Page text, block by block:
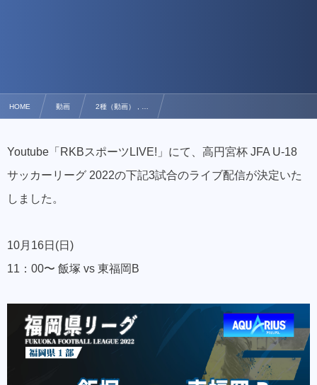
HOME 動画 2種（動画） , …
Youtube「RKBスポーツLIVE!」にて、高円宮杯 JFA U-18
サッカーリーグ 2022の下記3試合のライブ配信が決定いた
しました。
10月16日(日)
11：00〜 飯塚 vs 東福岡B